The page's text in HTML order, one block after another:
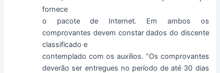
fornece
o pacote de Internet. Em ambos os
comprovantes devem constar dados do discente
classificado e
contemplado com os auxílios. “Os comprovantes
deverão ser entregues no período de até 30 dias